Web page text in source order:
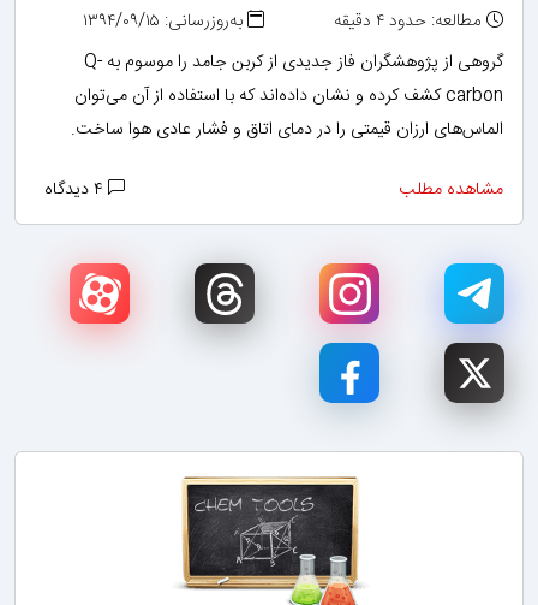
مطالعه: حدود ۴ دقیقه
به‌روزرسانی: ۱۳۹۴/۰۹/۱۵
گروهی از پژوهشگران فاز جدیدی از کربن جامد را موسوم به Q-
carbon کشف کرده و نشان داده‌اند که با استفاده از آن می‌توان
الماس‌های ارزان قیمتی را در دمای اتاق و فشار عادی هوا ساخت.
مشاهده مطلب